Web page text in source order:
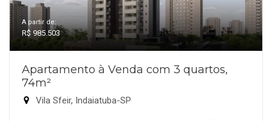
A partir de:
R$ 985.503
Apartamento à Venda com 3 quartos,
74m²
Vila Sfeir, Indaiatuba-SP